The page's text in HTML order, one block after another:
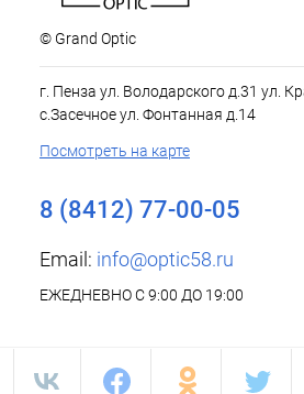
© Grand Optic
г. Пенза ул. Володарского д.31 ул.
с.Засечное ул. Фонтанная д.14
Посмотреть на карте
8 (8412) 77-00-05
Email: info@optic58.ru
ЕЖЕДНЕВНО С 9:00 ДО 19:00